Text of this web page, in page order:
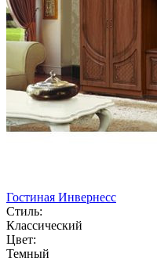
Гостиная Инвернесс
Стиль:
Классический
Цвет:
Темный